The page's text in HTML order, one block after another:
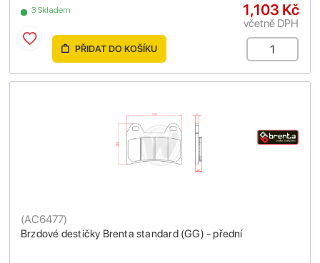
3 Skladem 1,103 Kč
včetně DPH
PŘIDAT DO KOŠÍKU
Brzdové destičky Brenta standard (GG) - přední
(AC6477)